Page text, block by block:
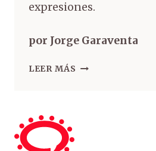
expresiones.
por Jorge Garaventa
LEER MÁS